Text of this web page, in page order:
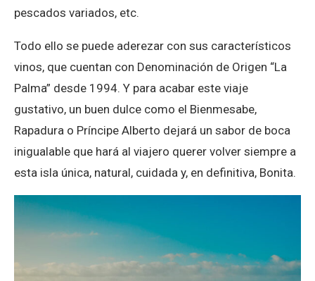
pescados variados, etc.
Todo ello se puede aderezar con sus característicos
vinos, que cuentan con Denominación de Origen “La
Palma” desde 1994. Y para acabar este viaje
gustativo, un buen dulce como el Bienmesabe,
Rapadura o Príncipe Alberto dejará un sabor de boca
inigualable que hará al viajero querer volver siempre a
esta isla única, natural, cuidada y, en definitiva, Bonita.